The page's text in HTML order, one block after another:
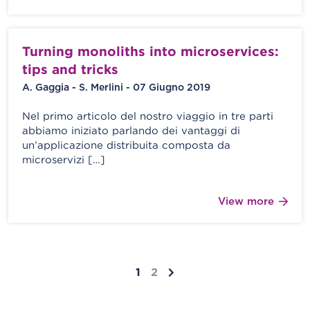
Turning monoliths into microservices:
tips and tricks
A. Gaggia - S. Merlini - 07 Giugno 2019
Nel primo articolo del nostro viaggio in tre parti
abbiamo iniziato parlando dei vantaggi di
un’applicazione distribuita composta da
microservizi […]
View more
1 2